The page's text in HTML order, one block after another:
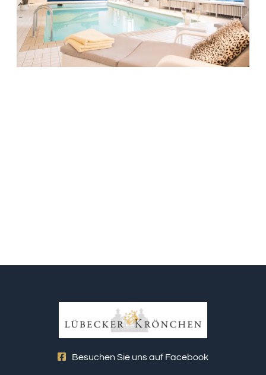
Besuchen Sie uns auf Facebook